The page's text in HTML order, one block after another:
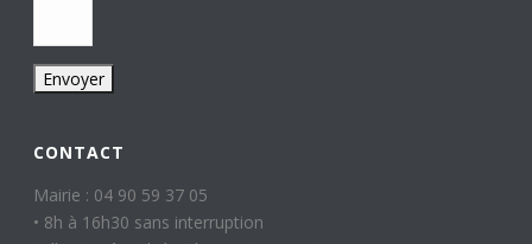
CONTACT
Mairie : 04 90 59 37 05
• 8h à 16h30 sans interruption